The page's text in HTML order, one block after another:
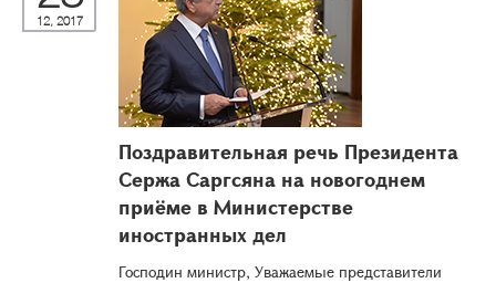
12, 2017
Поздравительная речь Президента
Сержа Саргсяна на новогоднем
приёме в Министерстве
иностранных дел
Господин министр, Уважаемые представители